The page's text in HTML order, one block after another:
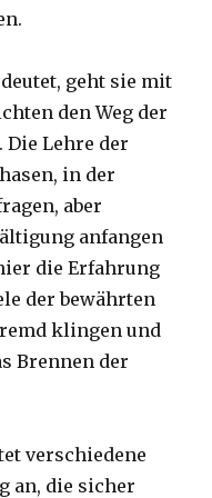
geht sie mit
den Weg der
Lehre der
in der
aber
anfangen
die Erfahrung
der bewährten
klingen und
Brennen der
verschiedene
an, die sicher